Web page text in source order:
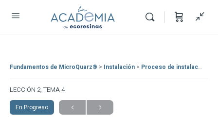
Fundamentos de MicroQuarz® Instalación Proceso de instalación de MicroQuarz®
LECCIÓN 2, TEMA 4
En Progreso